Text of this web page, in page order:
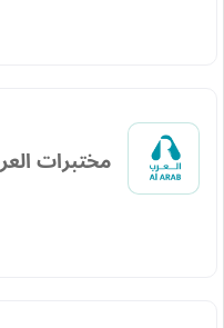
مختبرات